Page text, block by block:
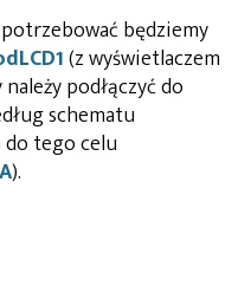
będziemy
(z wyświetlaczem
podłączyć do
schematu
do tego celu
).